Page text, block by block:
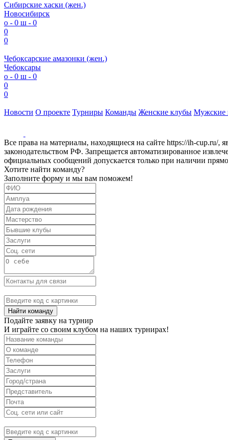
Сибирские хаски (жен.)
Новосибирск
о - 0 ш - 0
0
0
Чебоксарские амазонки (жен.)
Чебоксары
о - 0 ш - 0
0
0
Новости О проекте Турниры Команды Женские клубы Мужские
Все права на материалы, находящиеся на сайте https://ih-cup.ru/,
законодательством РФ. Запрещается автоматизированное
официальных сообщений допускается только при наличии
Хотите найти команду?
Заполните форму и мы вам поможем!
Найти команду
Подайте заявку на турнир
И играйте со своим клубом на наших турнирах!